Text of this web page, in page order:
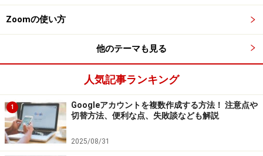
2. Buyeeが代理で購入し、出品者に発送を依頼する
注文依頼を受けて、Buyeeがメルカリの出品者から商品
を購入します。出品者からは「BUYEE公式アカウント
○○」（○○は数字）というアカウントに商品を購入された
ように見えます。
公式アカウントの例
Zoomの使い方
他のテーマも見る
人気記事ランキング
1
Googleアカウントを複数作成する方法！ 注意点や
切替方法、便利な点、失敗談なども解説
2025/08/31